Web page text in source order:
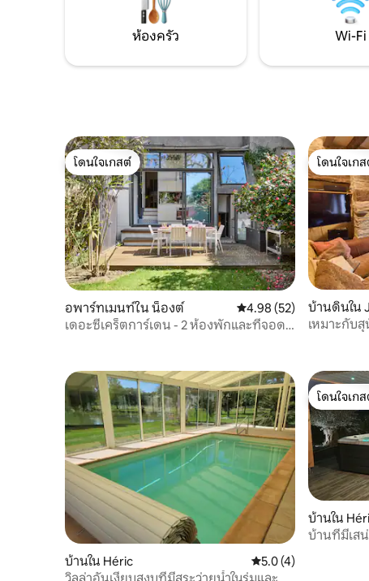
ห้องครัว Wi-Fi
โดนใจเกสต์
โดนใจเกสต์
อพาร์ทเมนท์ใน น็องต์ คะแนนเฉลี่ย 4.98 จาก 5,
4.98 (52)
เดอะซีเคร็ตการ์เดน - 2 ห้องพักและที่จอด
โดนใจเก
โดนใจเก
บ้านดินใน
เหมาะกับ
บ้านใน Héric คะแนนเฉลี่ย 5.0 จาก 5,
5.0 (4)
โดนใจเก
โดนใจเก
บ้านใน
บ้านที่มีเส